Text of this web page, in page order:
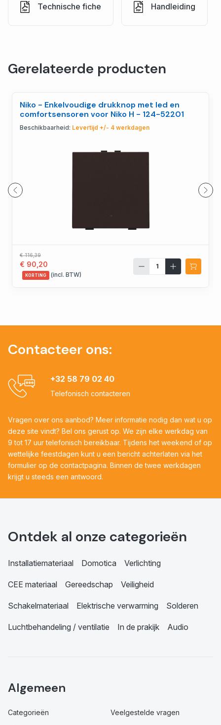
Technische fiche Handleiding
Gerelateerde producten
Niko - Enkelvoudige drukknop met led en
comfortsensoren voor Niko H - 124-52201
Beschikbaarheid: Levertijd +/- 4 werkdagen
€ 116,39
€ 90,20
KORTING (incl. BTW)
Contacteer ons:
+32 58 79 02 40
Telefonisch contacteren
Vragen over ons aanbod? Meer informatie nodig dan wat u op
deze site vindt? Bel ons gerust op. We zijn elke werkdag van
9 tot 17 uur telefonisch bereikbaar. Tijdens het weekend of op
wettelijke feestdagen kunt u een bericht achterlaten via het
formulier op de contactpagina. Binnen de twee werkdagen
krijgt u steeds een antwoord.
Ontdek al onze categorieën
Installatiemateriaal Domotica Verlichting
CEE materiaal Gereedschap Veiligheid
Schakelmateriaal Elektrische verwarming Solderen
Luchtbehandeling / ventilatie In de prakijk Audio
Algemeen
Categorieën Veelgestelde vragen